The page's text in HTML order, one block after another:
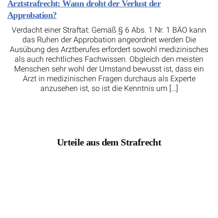
Arztstrafrecht: Wann droht der Verlust der
Approbation?
Verdacht einer Straftat: Gemäß § 6 Abs. 1 Nr. 1 BÄO kann
das Ruhen der Approbation angeordnet werden Die
Ausübung des Arztberufes erfordert sowohl medizinisches
als auch rechtliches Fachwissen. Obgleich den meisten
Menschen sehr wohl der Umstand bewusst ist, dass ein
Arzt in medizinischen Fragen durchaus als Experte
anzusehen ist, so ist die Kenntnis um […]
Urteile aus dem Strafrecht